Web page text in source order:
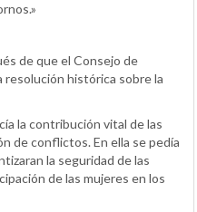
de que el Consejo de
resolución histórica sobre la
la contribución vital de las
de conflictos. En ella se pedía
la seguridad de las
de las mujeres en los